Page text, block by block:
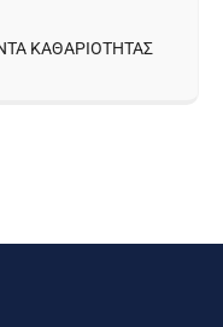
ΚΑΘΑΡΙΌΤΗΤΑΣ